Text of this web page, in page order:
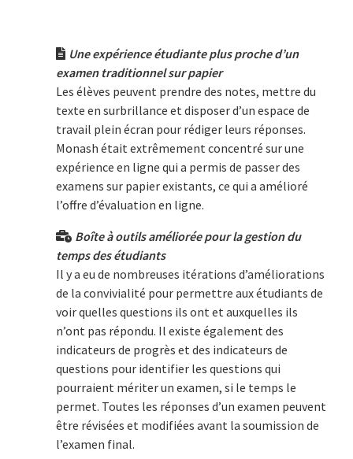
Une expérience étudiante plus proche d’un
examen traditionnel sur papier
Les élèves peuvent prendre des notes, mettre du
texte en surbrillance et disposer d’un espace de
travail plein écran pour rédiger leurs réponses.
Monash était extrêmement concentré sur une
expérience en ligne qui a permis de passer des
examens sur papier existants, ce qui a amélioré
l’offre d’évaluation en ligne.
Boîte à outils améliorée pour la gestion du
temps des étudiants
Il y a eu de nombreuses itérations d’améliorations
de la convivialité pour permettre aux étudiants de
voir quelles questions ils ont et auxquelles ils
n’ont pas répondu. Il existe également des
indicateurs de progrès et des indicateurs de
questions pour identifier les questions qui
pourraient mériter un examen, si le temps le
permet. Toutes les réponses d’un examen peuvent
être révisées et modifiées avant la soumission de
l’examen final.